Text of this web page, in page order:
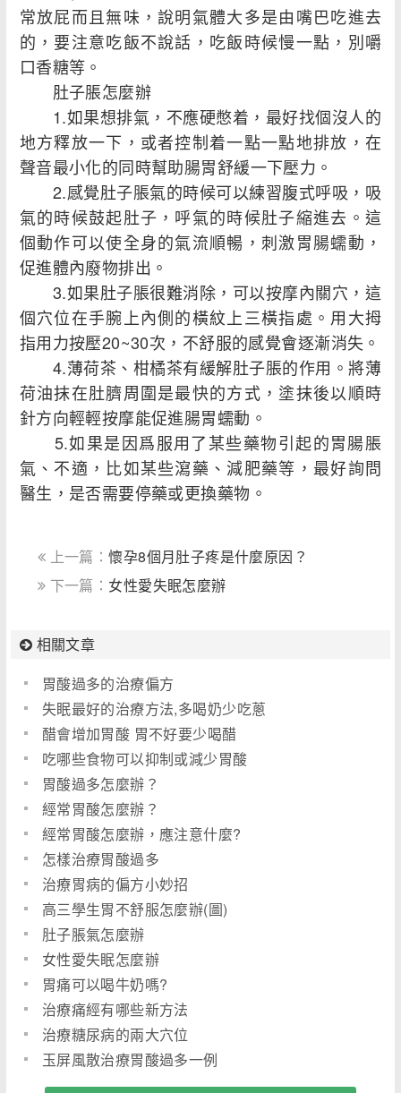
常放屁而且無味，說明氣體大多是由嘴巴吃進去
的，要注意吃飯不說話，吃飯時候慢一點，別嚼
口香糖等。
肚子脹怎麼辦
1.如果想排氣，不應硬憋着，最好找個沒人的
地方釋放一下，或者控制着一點一點地排放，在
聲音最小化的同時幫助腸胃舒緩一下壓力。
2.感覺肚子脹氣的時候可以練習腹式呼吸，吸
氣的時候鼓起肚子，呼氣的時候肚子縮進去。這
個動作可以使全身的氣流順暢，刺激胃腸蠕動，
促進體內廢物排出。
3.如果肚子脹很難消除，可以按摩內關穴，這
個穴位在手腕上內側的橫紋上三橫指處。用大拇
指用力按壓20~30次，不舒服的感覺會逐漸消失。
4.薄荷茶、柑橘茶有緩解肚子脹的作用。將薄
荷油抹在肚臍周圍是最快的方式，塗抹後以順時
針方向輕輕按摩能促進腸胃蠕動。
5.如果是因爲服用了某些藥物引起的胃腸脹
氣、不適，比如某些瀉藥、減肥藥等，最好詢問
醫生，是否需要停藥或更換藥物。
上一篇：懷孕8個月肚子疼是什麼原因？
下一篇： 女性愛失眠怎麼辦
相關文章
胃酸過多的治療偏方
失眠最好的治療方法,多喝奶少吃蔥
醋會增加胃酸 胃不好要少喝醋
吃哪些食物可以抑制或減少胃酸
胃酸過多怎麼辦？
經常胃酸怎麼辦？
經常胃酸怎麼辦，應注意什麼?
怎樣治療胃酸過多
治療胃病的偏方小妙招
高三學生胃不舒服怎麼辦(圖)
肚子脹氣怎麼辦
女性愛失眠怎麼辦
胃痛可以喝牛奶嗎?
治療痛經有哪些新方法
治療糖尿病的兩大穴位
玉屏風散治療胃酸過多一例